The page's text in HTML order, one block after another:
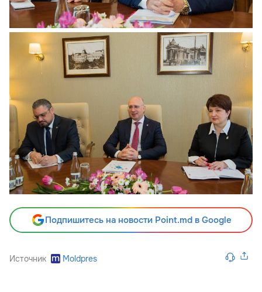
Подпишитесь на новости Point.md в Google
Источник Moldpres